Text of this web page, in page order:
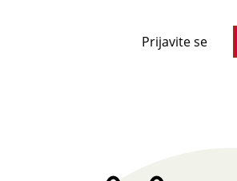
Prijavite se